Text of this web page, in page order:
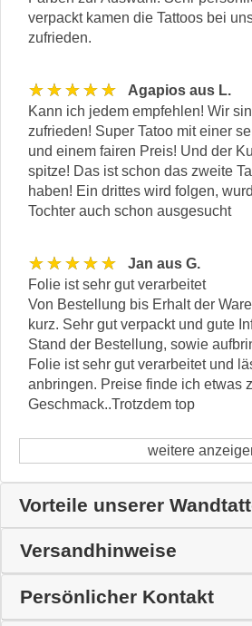
verpackt kamen die Tattoos bei
zufrieden.
★★★★★
Agapios aus L.
Kann ich jedem empfehlen! Wir
zufrieden! Super Tatoo mit einer
und einem fairen Preis! Und der
spitze! Das ist schon das zweite
haben! Ein drittes wird folgen,
Tochter auch schon ausgesucht
★★★★★
Jan aus G.
Folie ist sehr gut verarbeitet
Von Bestellung bis Erhalt der
kurz. Sehr gut verpackt und gute
Stand der Bestellung, sowie
Folie ist sehr gut verarbeitet und
anbringen. Preise finde ich etwas
Geschmack..Trotzdem top
weitere
Vorteile unserer
Versandhinweise
Persönlicher Kontakt